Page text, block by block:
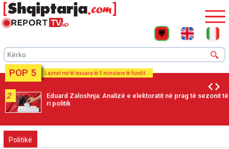
POP 5 Lajmet më të lexuara të 5 minutave të fundit
2
Eduard Zaloshnja: Analizë e elektoratit në prag të sezonit të
ri politik
Politikë